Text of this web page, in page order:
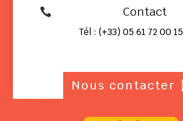
 Contact
Tél : (+33) 05 61 72 00 15
Nous contacter